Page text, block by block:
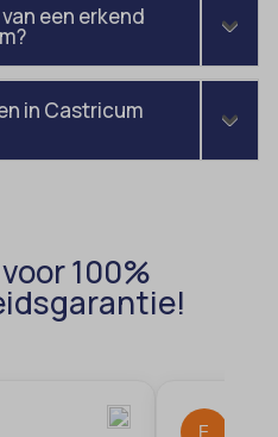
een erkend
in Castricum
100%
F